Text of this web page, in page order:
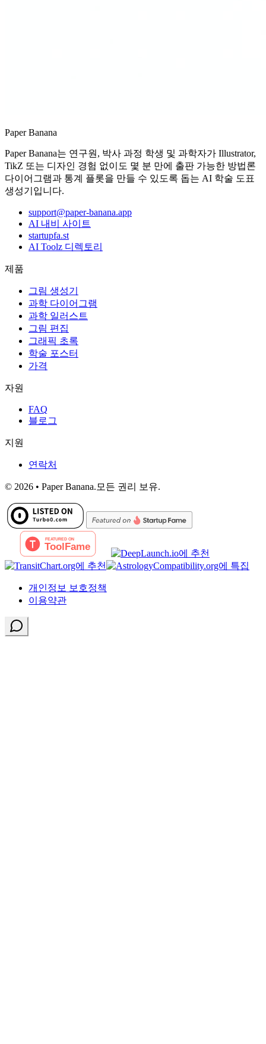
Paper Banana
Paper Banana는 연구원, 박사 과정 학생 및 과학자가 Illustrator,
TikZ 또는 디자인 경험 없이도 몇 분 만에 출판 가능한 방법론
다이어그램과 통계 플롯을 만들 수 있도록 돕는 AI 학술 도표
생성기입니다.
support@paper-banana.app
AI 내비 사이트
startupfa.st
AI Toolz 디렉토리
제품
그림 생성기
과학 다이어그램
과학 일러스트
그림 편집
그래픽 초록
학술 포스터
가격
자원
FAQ
블로그
지원
연락처
© 2026 • Paper Banana.모든 권리 보유.
개인정보 보호정책
이용약관